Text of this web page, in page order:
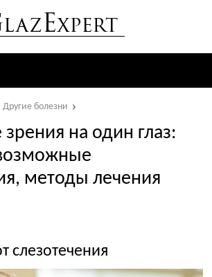
Другие болезни
на один глаз:
методы лечения
слезотечения